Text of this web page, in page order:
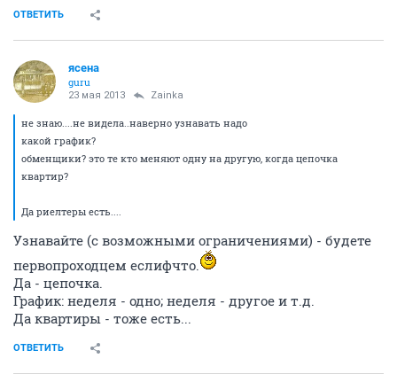
ОТВЕТИТЬ
ясена
guru
23 мая 2013 Zainka
не знаю....не видела..наверно узнавать надо
какой график?
обменщики? это те кто меняют одну на другую, когда цепочка
квартир?
Да риелтеры есть....
Узнавайте (с возможными ограничениями) - будете
первопроходцем еслифчто.
Да - цепочка.
График: неделя - одно; неделя - другое и т.д.
Да квартиры - тоже есть...
ОТВЕТИТЬ